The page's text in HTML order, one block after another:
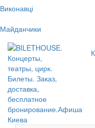
Виконавці
Майданчики